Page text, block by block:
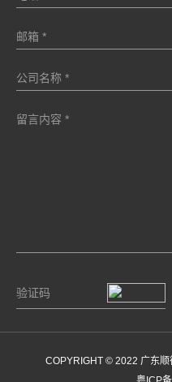
COPYRIGHT © 2022 广东